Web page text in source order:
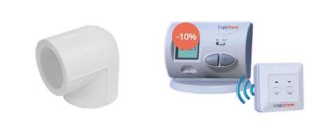
Radiatoare CONDOR
Accesorii radiatoare
Calorifere decorative
Boilere si Puffere
-10%